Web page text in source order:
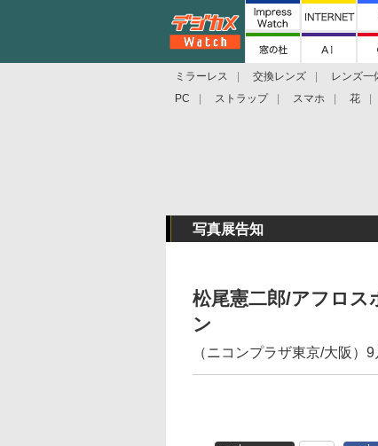
ミラーレス 交換レンズ レンズ一
PC
ストラップ スマホ 花
写真展告知
松尾憲二郎/アフロス
ン
（ニコンプラザ東京/大阪）